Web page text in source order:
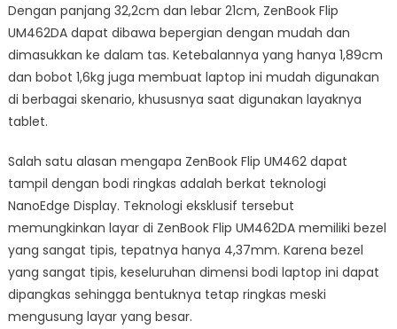
Dengan panjang 32,2cm dan lebar 21cm, ZenBook Flip
UM462DA dapat dibawa bepergian dengan mudah dan
dimasukkan ke dalam tas. Ketebalannya yang hanya 1,89cm
dan bobot 1,6kg juga membuat laptop ini mudah digunakan
di berbagai skenario, khususnya saat digunakan layaknya
tablet.
Salah satu alasan mengapa ZenBook Flip UM462 dapat
tampil dengan bodi ringkas adalah berkat teknologi
NanoEdge Display. Teknologi eksklusif tersebut
memungkinkan layar di ZenBook Flip UM462DA memiliki bezel
yang sangat tipis, tepatnya hanya 4,37mm. Karena bezel
yang sangat tipis, keseluruhan dimensi bodi laptop ini dapat
dipangkas sehingga bentuknya tetap ringkas meski
mengusung layar yang besar.